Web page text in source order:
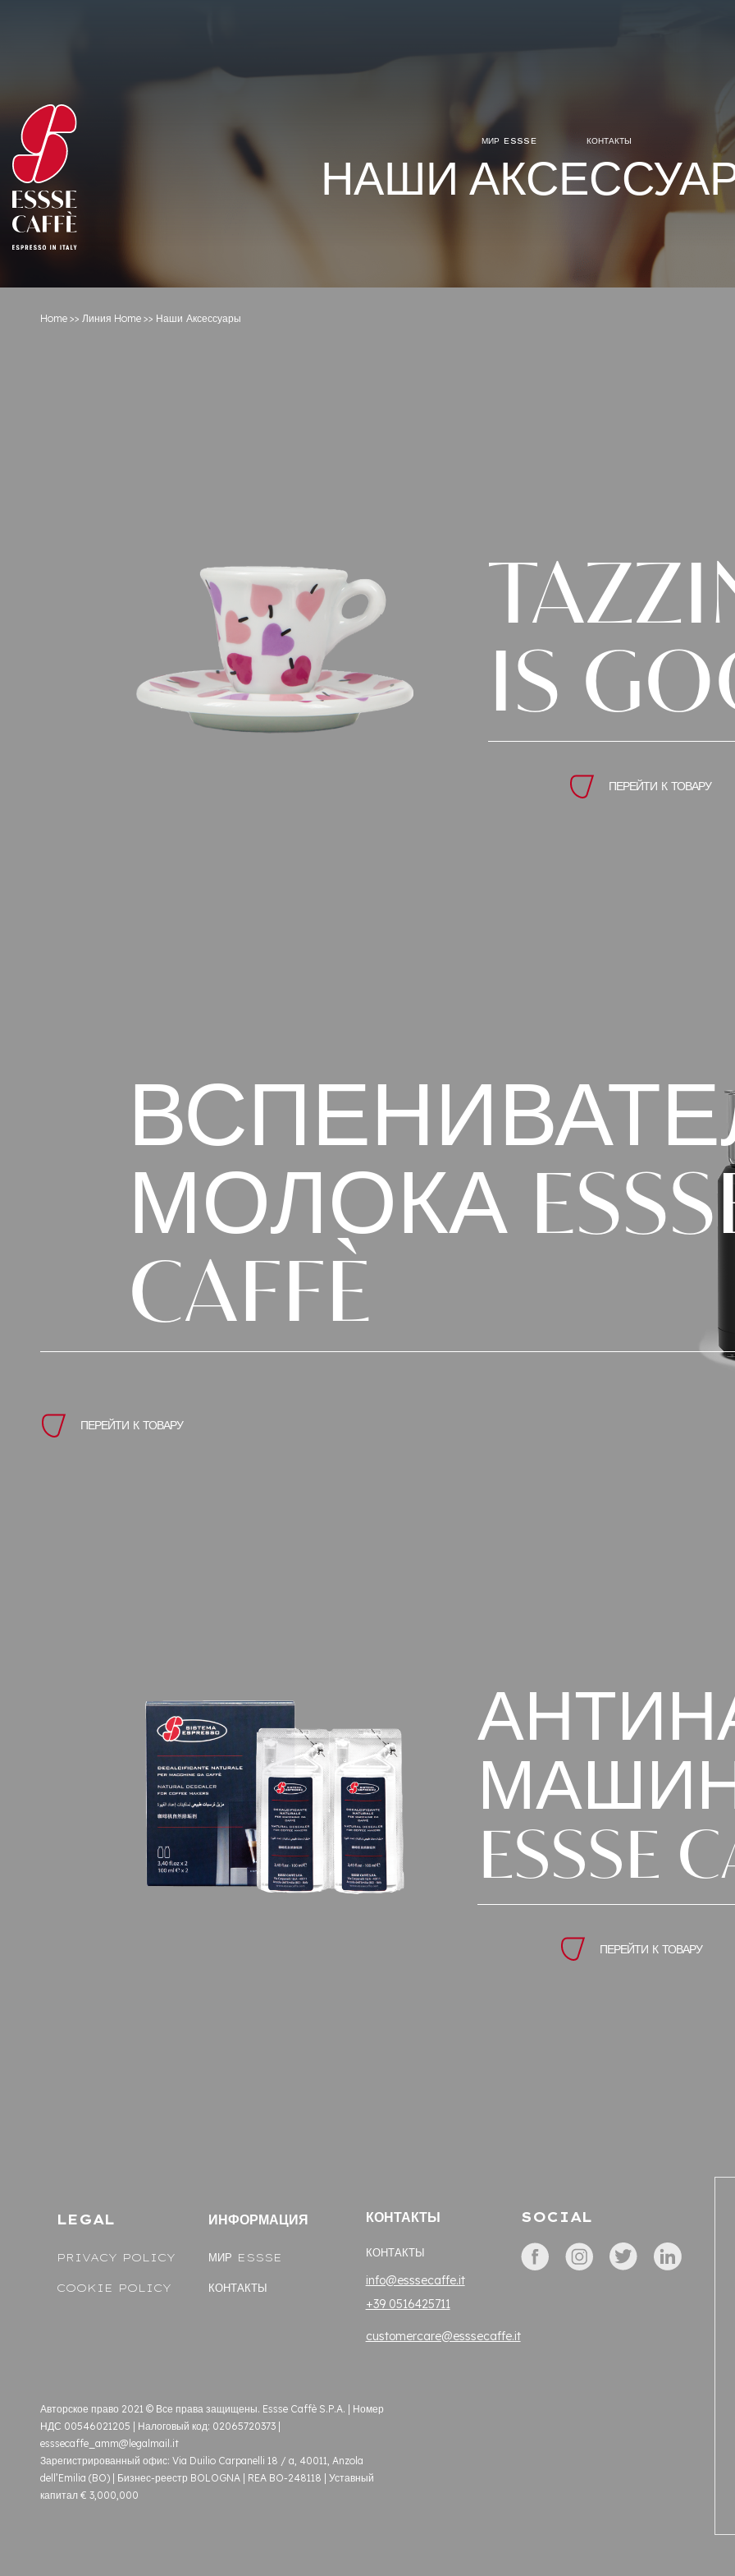
МИР ESSSE КОНТАКТЫ
НАШИ
Home>> Линия Home>> Наши Аксессуары
IS
ПЕРЕЙТИ К ТОВАРУ
МОЛОКА
CAFFÈ
ПЕРЕЙТИ К ТОВАРУ
ESSSE
ПЕРЕЙТИ К ТОВАРУ
LEGAL
PRIVACY POLICY
COOKIE POLICY
ИНФОРМАЦИЯ
МИР ESSSE
КОНТАКТЫ
КОНТАКТЫ
КОНТАКТЫ
info@esssecaffe.it
+39 0516425711
customercare@esssecaffe.it
SOCIAL
Авторское право 2021 © Все права защищены. Essse Caffè S.P.A. | Номер
НДС 00546021205 | Налоговый код: 02065720373 |
esssecaffe_amm@legalmail.it
Зарегистрированный офис: Via Duilio Carpanelli 18 / a, 40011, Anzola
dell’Emilia (BO) | Бизнес-реестр BOLOGNA | REA BO-248118 | Уставный
капитал € 3,000,000